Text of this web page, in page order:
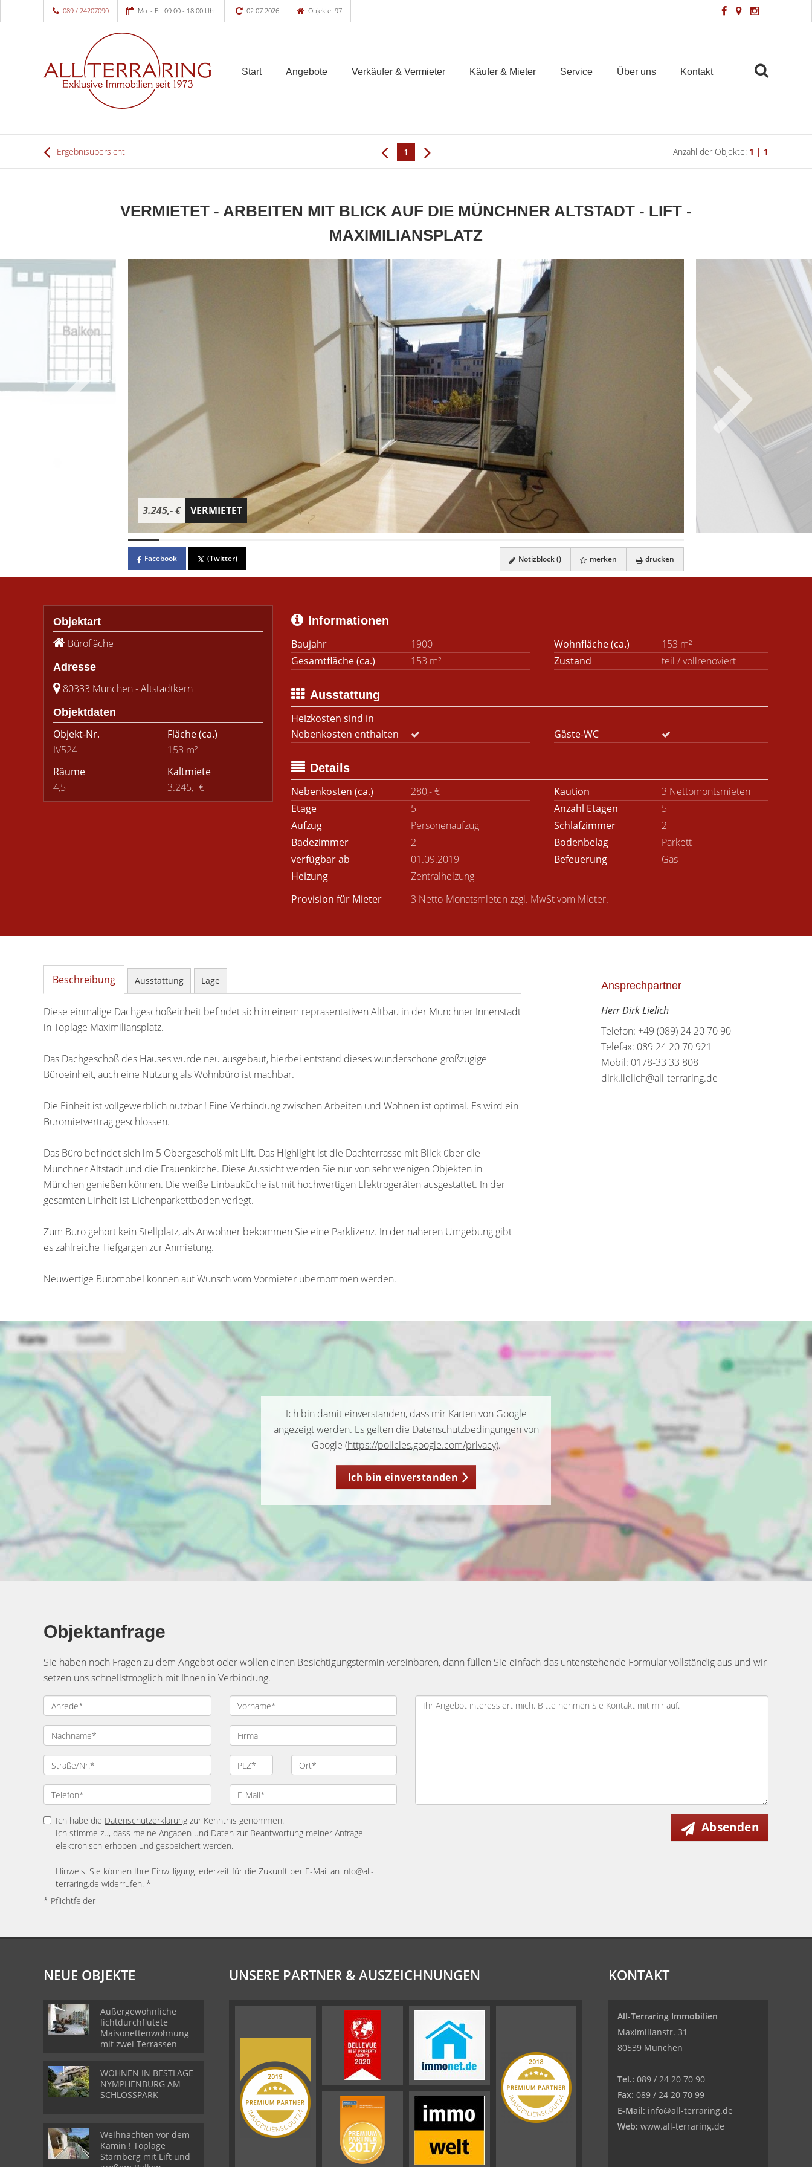
089 / 24207090 Mo. - Fr. 09.00 - 18.00 Uhr 02.07.2026 Objekte: 97
Start Angebote Verkäufer & Vermieter Käufer & Mieter Service Über uns Kontakt
Ergebnisübersicht 1 Anzahl der Objekte: 1 | 1
VERMIETET - ARBEITEN MIT BLICK AUF DIE MÜNCHNER ALTSTADT - LIFT -
MAXIMILIANSPLATZ
3.245,- € VERMIETET
Facebook (Twitter) Notizblock () merken drucken
Objektart
Bürofläche
Adresse
80333 München - Altstadtkern
Objektdaten
Objekt-Nr.
IV524
Fläche(ca.)
153 m²
Räume
4,5
Kaltmiete
3.245,- €
Informationen
Baujahr
1900 Wohnfläche (ca.)
153 m²
Gesamtfläche (ca.)
153 m² Zustand teil / vollrenoviert
Ausstattung
Heizkosten sind in
Nebenkosten enthalten
Gäste-WC
Details
Nebenkosten (ca.)
280,- € Kaution
3 Nettomontsmieten
Etage
5 Anzahl Etagen
5
Aufzug
Personenaufzug Schlafzimmer
2
Badezimmer
2 Bodenbelag
Parkett
verfügbar ab
01.09.2019 Befeuerung
Gas
Heizung
Zentralheizung
Provision für Mieter
3 Netto-Monatsmieten zzgl. MwSt vom Mieter.
Beschreibung Ausstattung Lage
Diese einmalige Dachgeschoßeinheit befindet sich in einem repräsentativen Altbau in der Münchner Innenstadt
in Toplage Maximiliansplatz.
Das Dachgeschoß des Hauses wurde neu ausgebaut, hierbei entstand dieses wunderschöne großzügige
Büroeinheit, auch eine Nutzung als Wohnbüro ist machbar.
Die Einheit ist vollgewerblich nutzbar ! Eine Verbindung zwischen Arbeiten und Wohnen ist optimal. Es wird ein
Büromietvertrag geschlossen.
Das Büro befindet sich im 5 Obergeschoß mit Lift. Das Highlight ist die Dachterrasse mit Blick über die
Münchner Altstadt und die Frauenkirche. Diese Aussicht werden Sie nur von sehr wenigen Objekten in
München genießen können. Die weiße Einbauküche ist mit hochwertigen Elektrogeräten ausgestattet. In der
gesamten Einheit ist Eichenparkettboden verlegt.
Zum Büro gehört kein Stellplatz, als Anwohner bekommen Sie eine Parklizenz. In der näheren Umgebung gibt
es zahlreiche Tiefgargen zur Anmietung.
Neuwertige Büromöbel können auf Wunsch vom Vormieter übernommen werden.
Ansprechpartner
Herr Dirk Lielich
Telefon: +49 (089) 24 20 70 90
Telefax: 089 24 20 70 921
Mobil: 0178-33 33 808
dirk.lielich@all-terraring.de
Ich bin damit einverstanden, dass mir Karten von Google
angezeigt werden. Es gelten die Datenschutzbedingungen von
Google (https://policies.google.com/privacy).
Ich bin einverstanden
Objektanfrage
Sie haben noch Fragen zu dem Angebot oder wollen einen Besichtigungstermin vereinbaren, dann füllen Sie einfach das untenstehende Formular vollständig aus und wir
setzen uns schnellstmöglich mit Ihnen in Verbindung.
Ich habe die Datenschutzerklärung zur Kenntnis genommen.
Ich stimme zu, dass meine Angaben und Daten zur Beantwortung meiner Anfrage
elektronisch erhoben und gespeichert werden.
Hinweis: Sie können Ihre Einwilligung jederzeit für die Zukunft per E-Mail an info@all-
terraring.de widerrufen. *
* Pflichtfelder
Absenden
NEUE OBJEKTE
Außergewöhnliche
lichtdurchflutete
Maisonettenwohnung
mit zwei Terrassen
WOHNEN IN BESTLAGE
NYMPHENBURG AM
SCHLOSSPARK
Weihnachten vor dem
Kamin ! Toplage
Starnberg mit Lift und
UNSERE PARTNER & AUSZEICHNUNGEN KONTAKT
All-Terraring Immobilien
Maximilianstr. 31
80539 München
Tel.: 089 / 24 20 70 90
Fax: 089 / 24 20 70 99
E-Mail: info@all-terraring.de
Web: www.all-terraring.de